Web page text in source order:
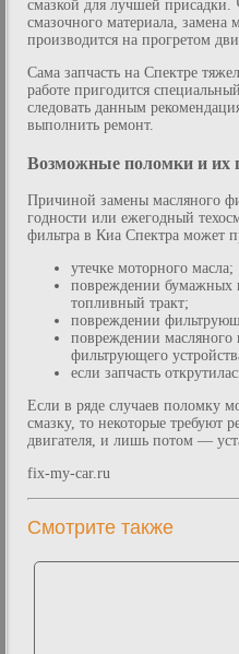
смазкой для лучшей присадки.
смазочного материала, замена
производится на прогретом
Сама запчасть на Спектре
работе пригодится
следовать данным
выполнить ремонт.
Возможные поломки и их
Причиной замены масляного
годности или ежегодный
фильтра в Киа Спектра может
утечке моторного масла;
повреждении бумажных
топливный тракт;
повреждении
повреждении масляного
фильтрующего
если запчасть
Если в ряде случаев поломку
смазку, то некоторые требуют
двигателя, и лишь потом —
fix-my-car.ru
Смотрите также